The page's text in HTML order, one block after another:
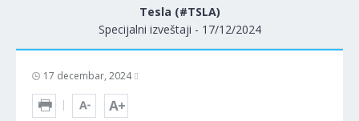
Tesla (#TSLA)
Specijalni izveštaji - 17/12/2024
17 decembar, 2024